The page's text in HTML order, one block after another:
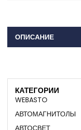
ОПИСАНИЕ
КАТЕГОРИИ
WEBASTO
АВТОМАГНИТОЛЫ
АВТОСВЕТ